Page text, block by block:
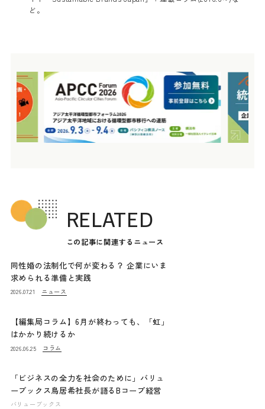
ど。
RELATED
この記事に関連するニュース
同性婚の法制化で何が変わる？ 企業にいま
求められる準備と実践
2026.07.21 ニュース
【編集局コラム】6月が終わっても、「虹」
はかかり続けるか
2026.06.25 コラム
「ビジネスの全力を社会のために」バリュ
ーブックス鳥居希社長が語るBコープ経営
バリューブックス